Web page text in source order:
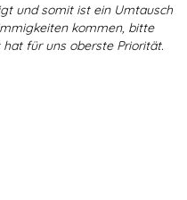
und somit ist ein Umtausch
kommen, bitte
für uns oberste Priorität.